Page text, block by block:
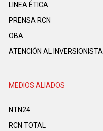
LINEA ÉTICA
PRENSA RCN
OBA
ATENCIÓN AL INVERSIONISTA
MEDIOS ALIADOS
NTN24
RCN TOTAL